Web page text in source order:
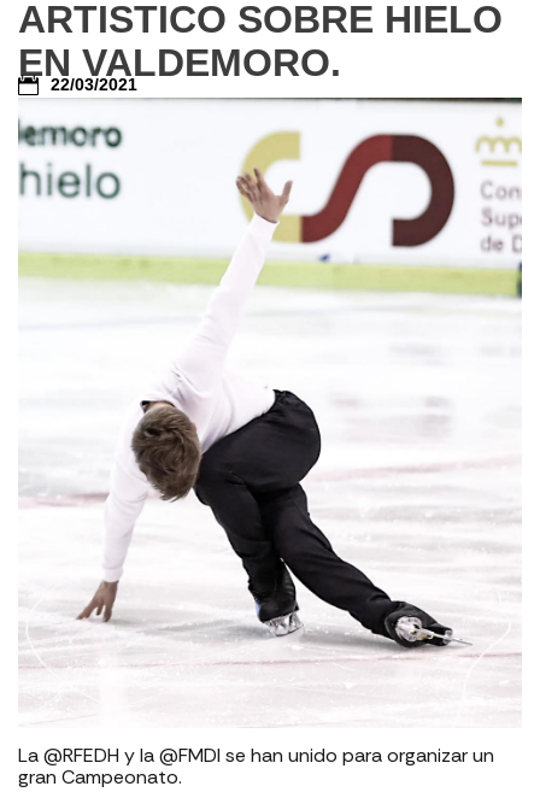
ARTISTICO SOBRE HIELO
EN VALDEMORO.
22/03/2021
La @RFEDH y la @FMDI se han unido para organizar un
gran Campeonato.